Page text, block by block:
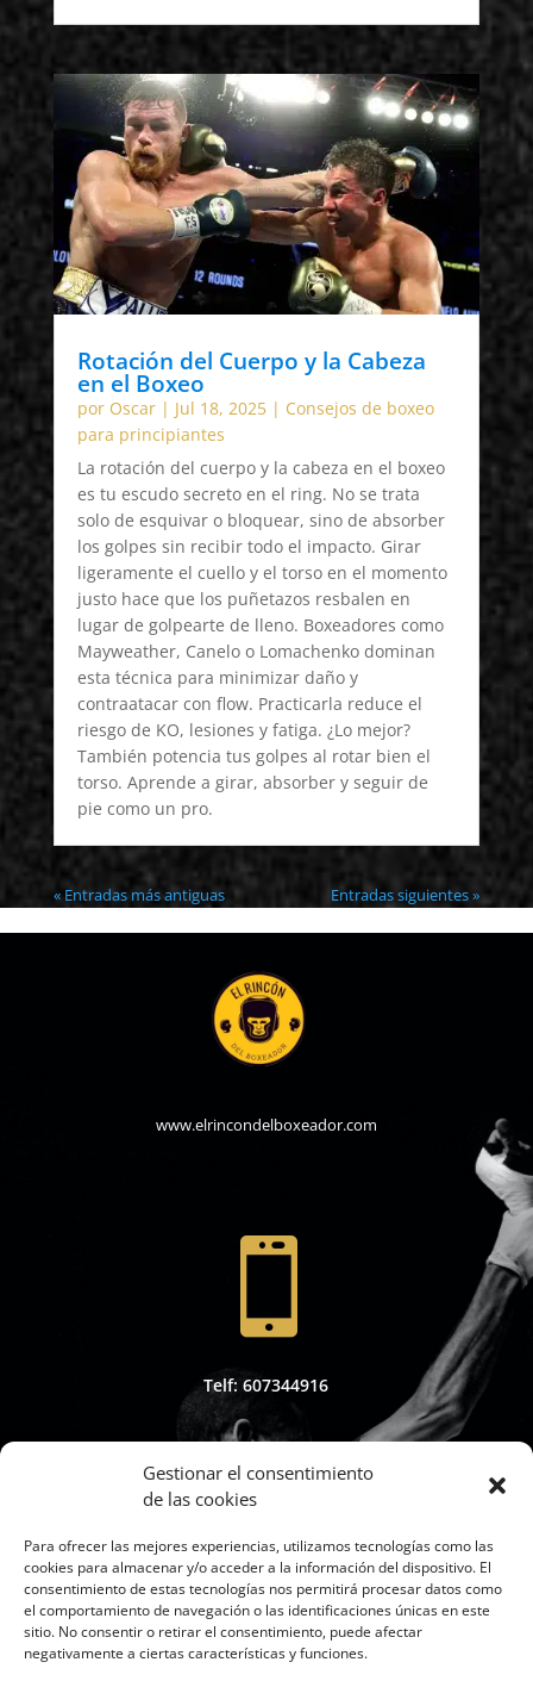
Gestionar el consentimiento
de las cookies
Para ofrecer las mejores experiencias, utilizamos tecnologías como las
cookies para almacenar y/o acceder a la información del dispositivo. El
consentimiento de estas tecnologías nos permitirá procesar datos como
el comportamiento de navegación o las identificaciones únicas en este
sitio. No consentir o retirar el consentimiento, puede afectar
negativamente a ciertas características y funciones.
Rotación del Cuerpo y la Cabeza
en el Boxeo
por Oscar| Jul 18, 2025| Consejos de boxeo
para principiantes
La rotación del cuerpo y la cabeza en el boxeo
es tu escudo secreto en el ring. No se trata
solo de esquivar o bloquear, sino de absorber
los golpes sin recibir todo el impacto. Girar
ligeramente el cuello y el torso en el momento
justo hace que los puñetazos resbalen en
lugar de golpearte de lleno. Boxeadores como
Mayweather, Canelo o Lomachenko dominan
esta técnica para minimizar daño y
contraatacar con flow. Practicarla reduce el
riesgo de KO, lesiones y fatiga. ¿Lo mejor?
También potencia tus golpes al rotar bien el
torso. Aprende a girar, absorber y seguir de
pie como un pro.
« Entradas más antiguas Entradas siguientes »
www.elrincondelboxeador.com

Telf: 607344916

Whapsap: 607344916